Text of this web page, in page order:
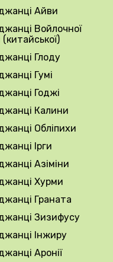
Айви
Войлочної
Глоду
Гумі
Годжі
Калини
Обліпихи
Ірги
Азіміни
Хурми
Граната
Зизифусу
Інжиру
Аронії